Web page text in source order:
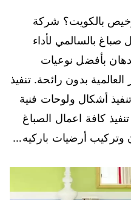
بالكويت؟ شركة
بالسالمي لأداء
بأفضل نوعيات
بدون رائحة. تنفيذ
أشكال ولوحات فنية
كافة اعمال الصباغ
وتركيب أرضيات باركيه…